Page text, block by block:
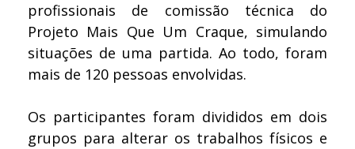
profissionais de comissão técnica do
Projeto Mais Que Um Craque, simulando
situações de uma partida. Ao todo, foram
mais de 120 pessoas envolvidas.
Os participantes foram divididos em dois
grupos para alterar os trabalhos físicos e